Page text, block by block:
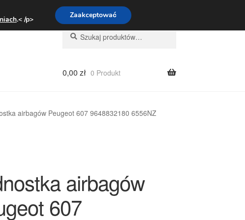
pt. 9:00-16:00800 003 167
Szukaj:
Szukaj
0,00 zł 0 Produkt
airbagów Peugeot 607 9648832180 6556NZ
airbagów
607
.< /p> Zaakceptować